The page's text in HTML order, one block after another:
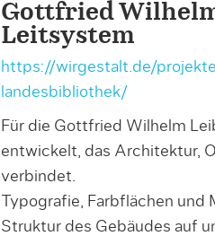
Gottfried
Leitsystem
https://wirgestalt.de/
landesbibliothek/
Für die Gottfried Wilhelm
entwickelt, das Architektur,
verbindet.
Typografie, Farbflächen
Struktur des Gebäudes auf